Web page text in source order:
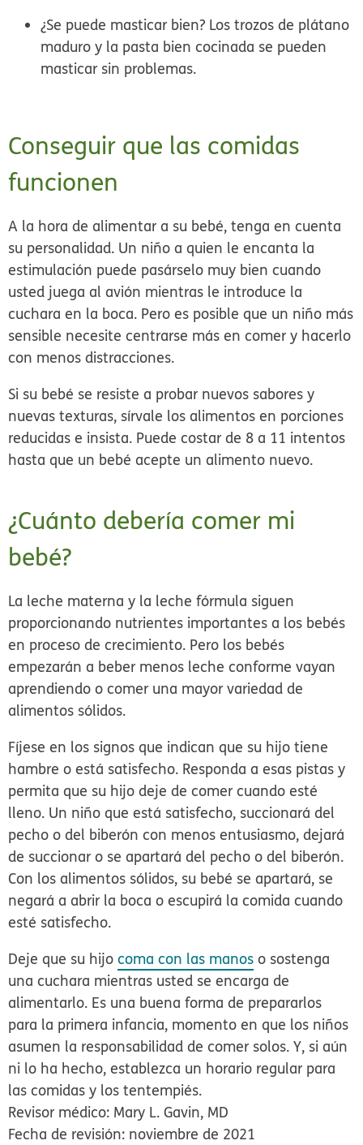
¿Se puede masticar bien? Los trozos de plátano
maduro y la pasta bien cocinada se pueden
masticar sin problemas.
Conseguir que las comidas
funcionen
A la hora de alimentar a su bebé, tenga en cuenta
su personalidad. Un niño a quien le encanta la
estimulación puede pasárselo muy bien cuando
usted juega al avión mientras le introduce la
cuchara en la boca. Pero es posible que un niño más
sensible necesite centrarse más en comer y hacerlo
con menos distracciones.
Si su bebé se resiste a probar nuevos sabores y
nuevas texturas, sírvale los alimentos en porciones
reducidas e insista. Puede costar de 8 a 11 intentos
hasta que un bebé acepte un alimento nuevo.
¿Cuánto debería comer mi
bebé?
La leche materna y la leche fórmula siguen
proporcionando nutrientes importantes a los bebés
en proceso de crecimiento. Pero los bebés
empezarán a beber menos leche conforme vayan
aprendiendo o comer una mayor variedad de
alimentos sólidos.
Fíjese en los signos que indican que su hijo tiene
hambre o está satisfecho. Responda a esas pistas y
permita que su hijo deje de comer cuando esté
lleno. Un niño que está satisfecho, succionará del
pecho o del biberón con menos entusiasmo, dejará
de succionar o se apartará del pecho o del biberón.
Con los alimentos sólidos, su bebé se apartará, se
negará a abrir la boca o escupirá la comida cuando
esté satisfecho.
Deje que su hijocoma con las manos o sostenga
una cuchara mientras usted se encarga de
alimentarlo. Es una buena forma de prepararlos
para la primera infancia, momento en que los niños
asumen la responsabilidad de comer solos. Y, si aún
ni lo ha hecho, establezca un horario regular para
las comidas y los tentempiés.
Revisor médico: Mary L. Gavin, MD
Fecha de revisión: noviembre de 2021